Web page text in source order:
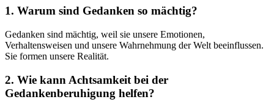
1. Warum sind Gedanken so mächtig?
Gedanken sind mächtig, weil sie unsere Emotionen,
Verhaltensweisen und unsere Wahrnehmung der Welt beeinflussen.
Sie formen unsere Realität.
2. Wie kann Achtsamkeit bei der
Gedankenberuhigung helfen?